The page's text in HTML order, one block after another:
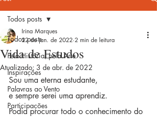
Todos posts
Pela História, pela Arte
Inspirações
Palavras ao Vento
Participações
Todos posts
Vida de Estudos
Irina Marques
22 de jan. de 2022 2 min de leitura
Atualizado: 3 de abr. de 2022
Sou uma eterna estudante,
e sempre serei uma aprendiz.
Podia procurar todo o conhecimento do